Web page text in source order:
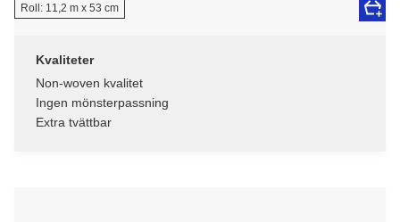
Roll: 11,2 m x 53 cm
Kvaliteter
Non-woven kvalitet
Ingen mönsterpassning
Extra tvättbar